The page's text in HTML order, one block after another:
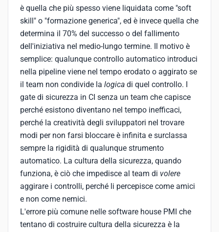
è quella che più spesso viene liquidata come "soft
skill" o "formazione generica", ed è invece quella che
determina il 70% del successo o del fallimento
dell'iniziativa nel medio-lungo termine. Il motivo è
semplice: qualunque controllo automatico introduci
nella pipeline viene nel tempo erodato o aggirato se
il team non condivide la logica di quel controllo. I
gate di sicurezza in CI senza un team che capisce
perché esistono diventano nel tempo inefficaci,
perché la creatività degli sviluppatori nel trovare
modi per non farsi bloccare è infinita e surclassa
sempre la rigidità di qualunque strumento
automatico. La cultura della sicurezza, quando
funziona, è ciò che impedisce al team di volere
aggirare i controlli, perché li percepisce come amici
e non come nemici.
L'errore più comune nelle software house PMI che
tentano di costruire cultura della sicurezza è la